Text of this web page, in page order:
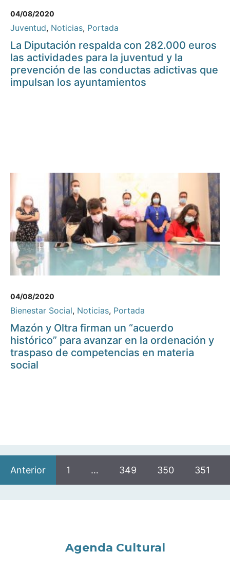
04/08/2020
Juventud, Noticias, Portada
La Diputación respalda con 282.000 euros
las actividades para la juventud y la
prevención de las conductas adictivas que
impulsan los ayuntamientos
04/08/2020
Bienestar Social, Noticias, Portada
Mazón y Oltra firman un “acuerdo
histórico” para avanzar en la ordenación y
traspaso de competencias en materia
social
Anterior 1 … 349 350 351
Agenda Cultural